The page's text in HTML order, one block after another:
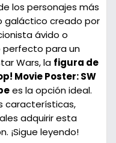
los personajes más
galáctico creado por
ávido o
perfecto para un
Wars, la figura de
Movie Poster: SW
es la opción ideal.
características,
adquirir esta
¡Sigue leyendo!